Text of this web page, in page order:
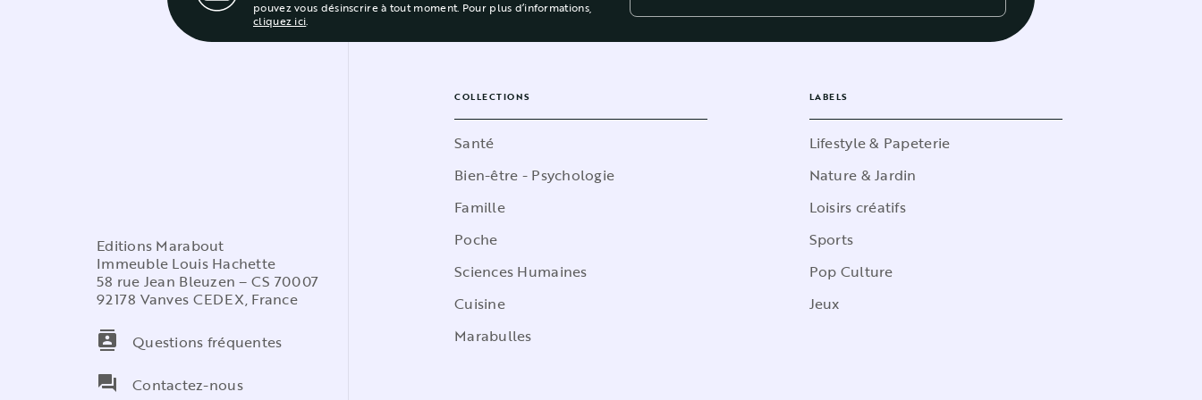
pouvez vous désinscrire à tout moment. Pour plus d’informations,
cliquez ici.
Editions Marabout
Immeuble Louis Hachette
58 rue Jean Bleuzen – CS 70007
92178 Vanves CEDEX, France
contacts
Questions fréquentes
question_answer
Contactez-nous
COLLECTIONS
Santé
Bien-être - Psychologie
Famille
Poche
Sciences Humaines
Cuisine
Marabulles
LABELS
Lifestyle & Papeterie
Nature & Jardin
Loisirs créatifs
Sports
Pop Culture
Jeux